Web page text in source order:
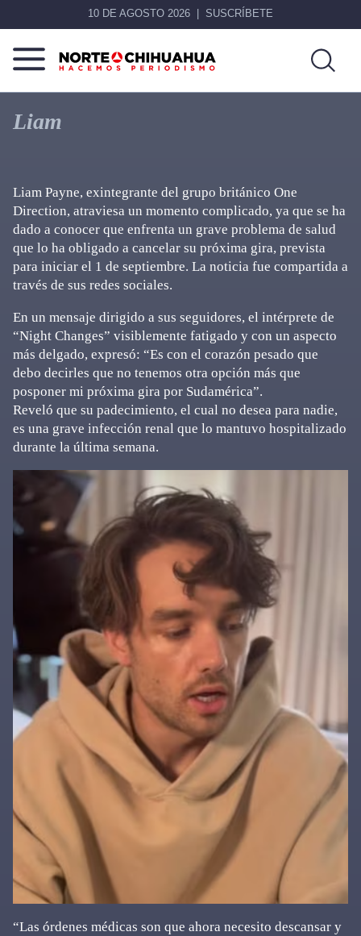
10 DE AGOSTO 2026 SUSCRÍBETE
Norte
Chihuahua
Más
que
noticias,
Liam
Liam Payne, exintegrante del grupo británico One
Direction, atraviesa un momento complicado, ya que se ha
dado a conocer que enfrenta un grave problema de salud
que lo ha obligado a cancelar su próxima gira, prevista
para iniciar el 1 de septiembre. La noticia fue compartida a
través de sus redes sociales.
En un mensaje dirigido a sus seguidores, el intérprete de
“Night Changes” visiblemente fatigado y con un aspecto
más delgado, expresó: “Es con el corazón pesado que
debo decirles que no tenemos otra opción más que
posponer mi próxima gira por Sudamérica”.
Reveló que su padecimiento, el cual no desea para nadie,
es una grave infección renal que lo mantuvo hospitalizado
durante la última semana.
“Las órdenes médicas son que ahora necesito descansar y